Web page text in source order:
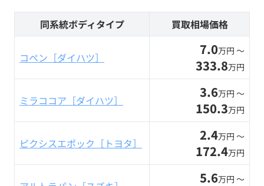
同系統ボディタイプ 買取相場価格
コペン［ダイハツ］ 7.0万円 〜
333.8万円
ミラココア［ダイハツ］ 3.6万円 〜
150.3万円
ピクシスエポック［トヨタ］ 2.4万円 〜
172.4万円
5.6万円 〜